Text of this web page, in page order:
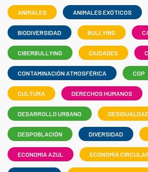
ANIMALES ANIMALES EXÓTICOS
BIODIVERSIDAD BULLYING
CIBERBULLYING CIUDADES
CONTAMINACIÓN ATMOSFÉRICA COP
CULTURA DERECHOS HUMANOS
DESARROLLO URBANO
DESPOBLACIÓN DIVERSIDAD
ECONOMIA AZUL ECONOMÍA